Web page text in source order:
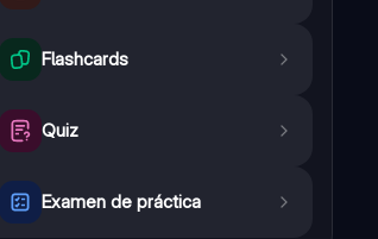
Flashcards
Quiz
Examen de práctica